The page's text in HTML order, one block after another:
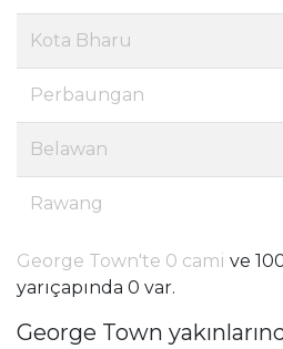
Kota Bharu
Perbaungan
Belawan
Rawang
George Town'te 0 cami ve
yarıçapında 0 var.
George Town